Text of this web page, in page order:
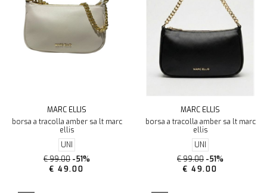
MARC ELLIS
borsa a tracolla amber sa lt marc
ellis
UNI
€ 99.00 -51%
€ 49.00
MARC ELLIS
borsa a tracolla amber sa lt marc
ellis
UNI
€ 99.00 -51%
€ 49.00